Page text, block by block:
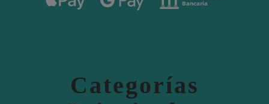
Categorías